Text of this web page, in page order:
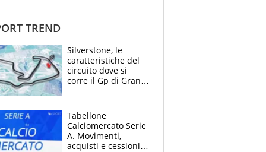
TREND
Silverstone, le
caratteristiche del
circuito dove si
corre il Gp di Gran
Tabellone
Calciomercato Serie
A. Movimenti,
acquisti e cessioni: